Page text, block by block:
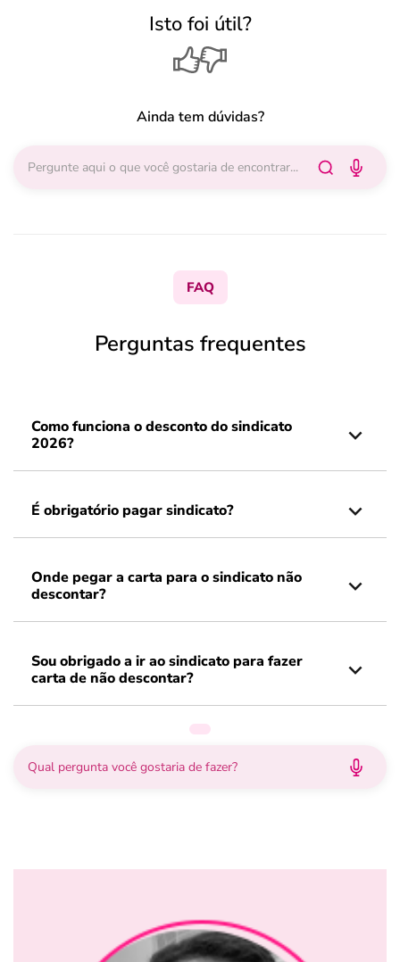
Isto foi útil?
Ainda tem dúvidas?
FAQ
Perguntas frequentes
Como funciona o desconto do sindicato
2026?
É obrigatório pagar sindicato?
Onde pegar a carta para o sindicato não
descontar?
Sou obrigado a ir ao sindicato para fazer
carta de não descontar?